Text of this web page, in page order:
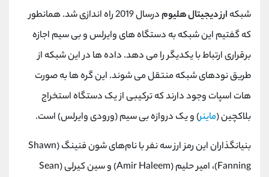
شبکه ارز دیجیتال هلیوم
درسال 2019 راه اندازی شد. همانطور
که گفتیم این شبکه به دستگاه های وایرلس و بی سیم اجازه
برقراری ارتباط با یکدیگر را می دهد. داده ها در این شبکه از
طریق نودهای شبکه منتقل می شوند. این گره ها به صورت
هات اسپات وجود دارند که ترکیبی از یک دستگاه استخراج
بلاکچین (ماینر) و یک دروازه بی سیم (ورودی وایرلس) است.
بنیانگذاران این رمز ارز سه نفر با نام‌های شون فنینگ (Shawn
Fanning)، امیر حلیم (Amir Haleem) و سین کیرلی (Sean